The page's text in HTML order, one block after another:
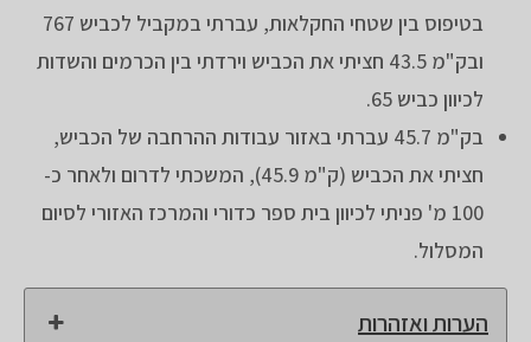
בטיפוס בין שטחי החקלאות, עברתי במקביל לכביש 767
ובק"מ 43.5 חציתי את הכביש וירדתי בין הכרמים והשדות
לכיוון כביש 65.
בק"מ 45.7 עברתי באזור עבודות ההרחבה של הכביש,
חציתי את הכביש (ק"מ 45.9), המשכתי לדרום ולאחר כ-
100 מ' פניתי לכיוון בית ספר כדורי והמרכז האזורי לסיום
המסלול.
הערות ואזהרות